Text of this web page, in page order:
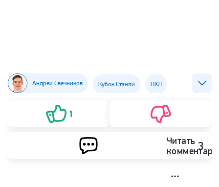
Андрей Свечников Кубок Стэнли НХЛ
ХК Вегас Голден Найтс ХК Каролина Харрикейнз
1
Читать 3